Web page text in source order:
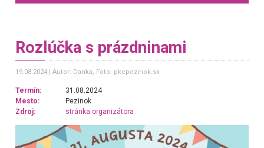
Rozlúčka s prázdninami
19.08.2024 Autor: Danka, Foto: pkcpezinok.sk
Termín:
31.08.2024
Mesto:
Pezinok
Zdroj:
stránka organizátora